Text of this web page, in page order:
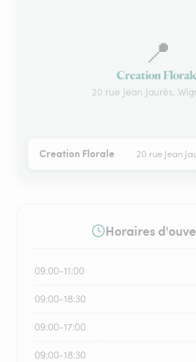
📍
Creation
20 rue Jean Jaurès,
Creation Florale 20 rue Jean
Horaires
09:00-11:00
09:00-18:30
09:00-17:00
09:00-18:30